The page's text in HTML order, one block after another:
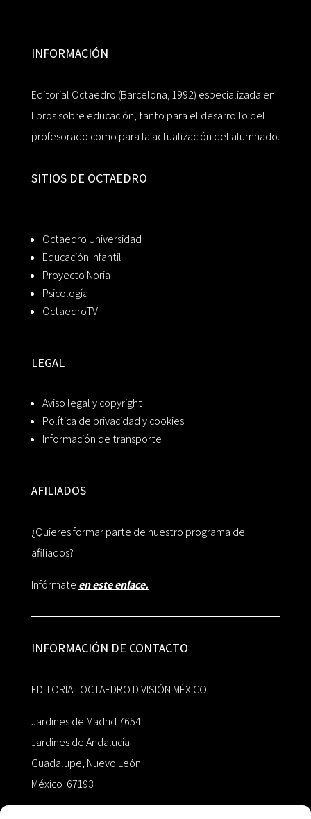
INFORMACIÓN
Editorial Octaedro (Barcelona, 1992) especializada en
libros sobre educación, tanto para el desarrollo del
profesorado como para la actualización del alumnado.
SITIOS DE OCTAEDRO
Octaedro Universidad
Educación Infantil
Proyecto Noria
Psicología
OctaedroTV
LEGAL
Aviso legal y copyright
Política de privacidad y cookies
Información de transporte
AFILIADOS
¿Quieres formar parte de nuestro programa de
afiliados?
Infórmate en este enlace.
INFORMACIÓN DE CONTACTO
EDITORIAL OCTAEDRO DIVISIÓN MÉXICO
Jardines de Madrid 7654
Jardines de Andalucía
Guadalupe, Nuevo León
México 67193